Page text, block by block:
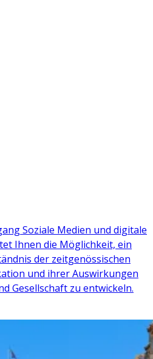
Soziale Medien und digitale
Ihnen die Möglichkeit, ein
der zeitgenössischen
und ihrer Auswirkungen
Gesellschaft zu entwickeln.